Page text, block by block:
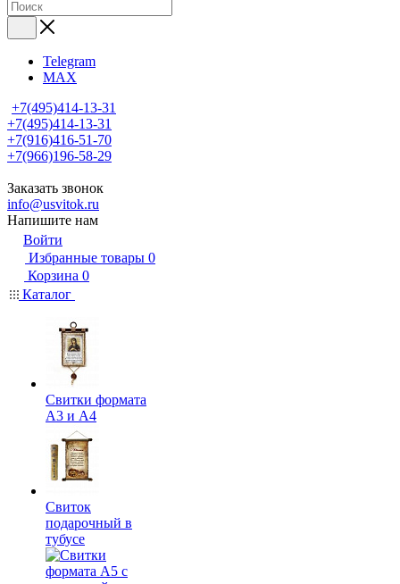
Telegram
MAX
+7(495)414-13-31
+7(495)414-13-31
+7(916)416-51-70
+7(966)196-58-29
Заказать звонок
info@usvitok.ru
Напишите нам
Войти
Избранные товары 0
Корзина 0
Каталог
Свитки формата
А3 и А4
Свиток
подарочный в
тубусе